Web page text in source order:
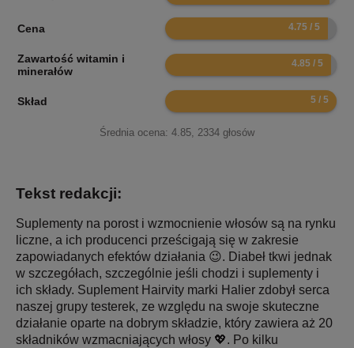
Cena 9.5
Zawartość witamin i
minerałów
9.7
Skład 10
Średnia ocena: 4.85, 2334 głosów
Tekst redakcji:
Suplementy na porost i wzmocnienie włosów są na rynku
liczne, a ich producenci prześcigają się w zakresie
zapowiadanych efektów działania 😉. Diabeł tkwi jednak
w szczegółach, szczególnie jeśli chodzi i suplementy i
ich składy. Suplement Hairvity marki Halier zdobył serca
naszej grupy testerek, ze względu na swoje skuteczne
działanie oparte na dobrym składzie, który zawiera aż 20
składników wzmacniających włosy 💖. Po kilku